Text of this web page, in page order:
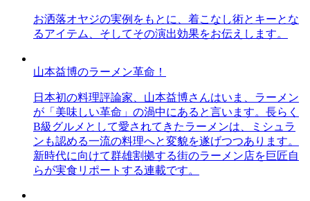
お洒落オヤジの実例をもとに、着こなし術とキーとな
るアイテム、そしてその演出効果をお伝えします。
山本益博のラーメン革命！
日本初の料理評論家、山本益博さんはいま、ラーメン
が「美味しい革命」の渦中にあると言います。長らく
B級グルメとして愛されてきたラーメンは、ミシュラ
ンも認める一流の料理へと変貌を遂げつつあります。
新時代に向けて群雄割拠する街のラーメン店を巨匠自
らが実食リポートする連載です。